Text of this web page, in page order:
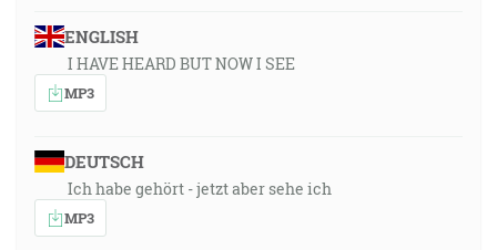
ENGLISH
I HAVE HEARD BUT NOW I SEE
MP3
DEUTSCH
Ich habe gehört - jetzt aber sehe ich
MP3